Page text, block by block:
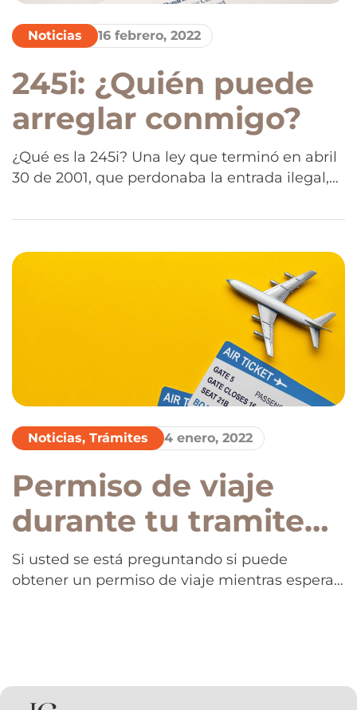
Noticias 16 febrero, 2022
245i: ¿Quién puede
arreglar conmigo?
¿Qué es la 245i? Una ley que terminó en abril
30 de 2001, que perdonaba la entrada ilegal,
para que una persona pudiera arreglar
Noticias, Trámites 4 enero, 2022
Permiso de viaje
durante tu tramite
migratorio, cuidado
si piensas viajar!
Si usted se está preguntando si puede
obtener un permiso de viaje mientras espera